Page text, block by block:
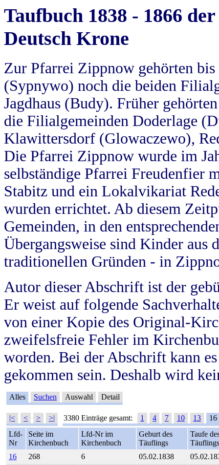
Taufbuch 1838 - 1866
Deutsch Krone
Zur Pfarrei Zippnow gehörten
(Sypnywo) noch die beiden
Jagdhaus (Budy). Früher
die Filialgemeinden Doderlage
Klawittersdorf (Glowaczewo),
Die Pfarrei Zippnow wurde im
selbständige Pfarrei Freudenfier
Stabitz und ein Lokalvikariat
wurden errichtet. Ab diesem
Gemeinden, in den
Übergangsweise sind Kinder aus
traditionellen Gründen - in
Autor dieser Abschrift ist der
Er weist auf folgende
von einer Kopie des Original-
zweifelsfreie Fehler im
worden. Bei der Abschrift kann
gekommen sein. Deshalb wird
Alles Suchen Auswahl Detail
|< < > >| 3380 Einträge gesamt: 1 4 7 10 13
16
Lfd-
Nr
Seite im
Kirchenbuch
Lfd-Nr im
Kirchenbuch
Geburt des
Täuflings
Taufe
Täuflings
16
268 6 05.02.1838